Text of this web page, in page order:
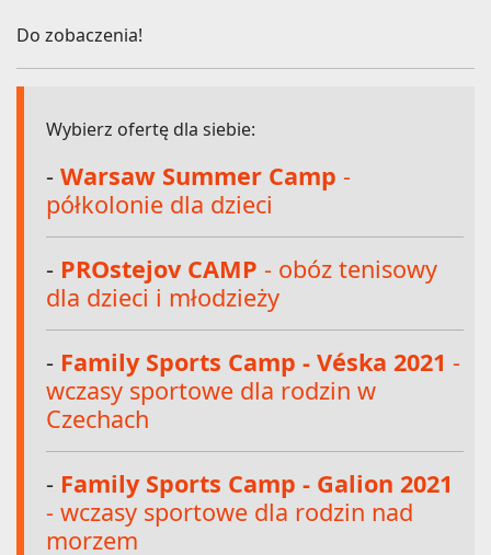
Do zobaczenia!
Wybierz ofertę dla siebie:
- Warsaw Summer Camp -
półkolonie dla dzieci
- PROstejov CAMP - obóz tenisowy
dla dzieci i młodzieży
- Family Sports Camp - Véska 2021 -
wczasy sportowe dla rodzin w
Czechach
- Family Sports Camp - Galion 2021
- wczasy sportowe dla rodzin nad
morzem